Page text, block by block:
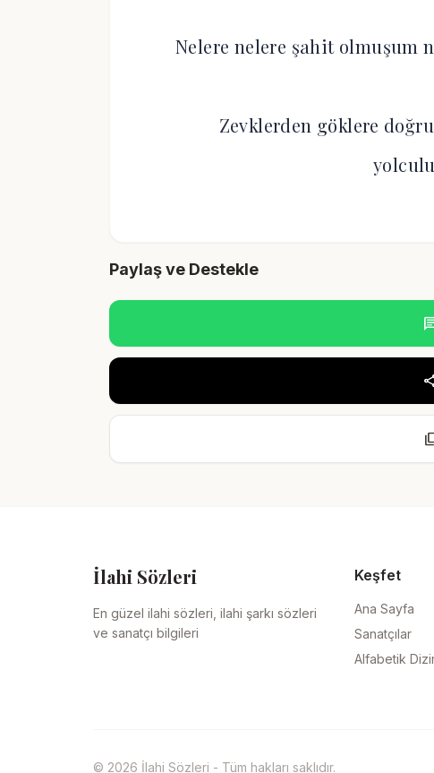
Nelere nelere şahit olmuşum
Zevklerden göklere
Paylaş ve Destekle
İlahi Sözleri
En güzel ilahi sözleri, ilahi şarkı sözleri
ve sanatçı bilgileri
Keşfet
Ana Sayfa
Sanatçılar
Alfabetik
© 2026 İlahi Sözleri - Tüm hakları saklıdır.